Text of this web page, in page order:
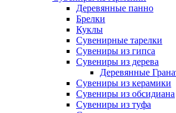
Деревянные панно
Брелки
Куклы
Сувенирные тарелки
Сувениры из гипса
Сувениры из дерева
Деревянные
Сувениры из керамики
Сувениры из обсидиана
Сувениры из туфа